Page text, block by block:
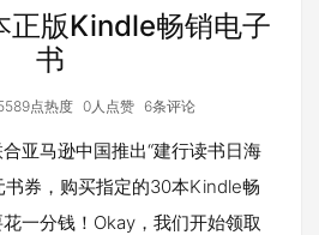
正版Kindle畅销电子
书
点热度 0人点赞 6条评论
亚马逊中国推出“建行读书日海
书券，购买指定的30本Kindle畅
一分钱！Okay，我们开始领取